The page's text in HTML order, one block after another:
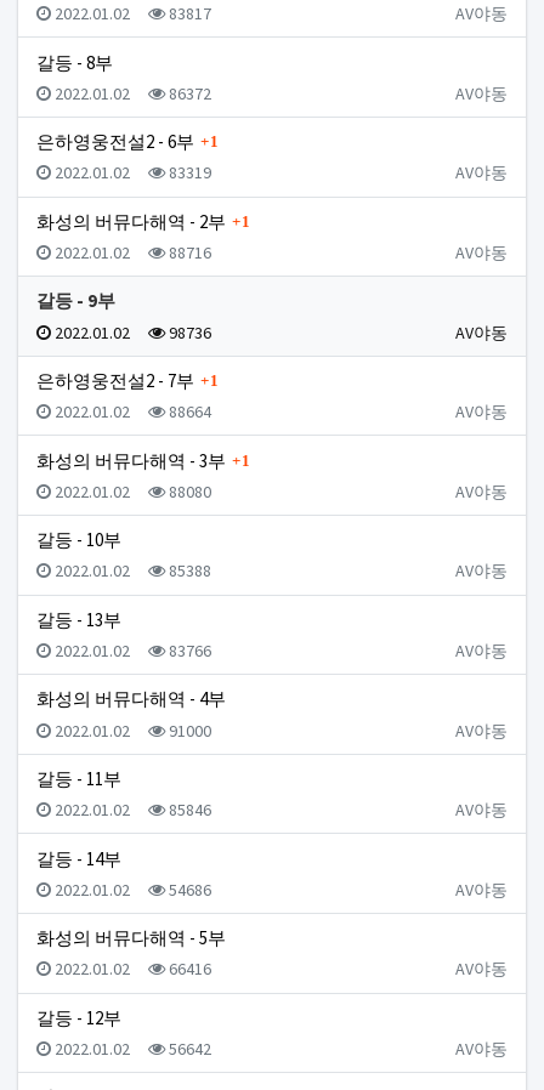
등록자
AV야동
등록일
2022.01.02 조회
83817
갈등 - 8부
등록자
AV야동
등록일
2022.01.02 조회
86372
은하영웅전설2 - 6부 댓글
1
등록자
AV야동
등록일
2022.01.02 조회
83319
화성의 버뮤다해역 - 2부 댓글
1
등록자
AV야동
등록일
2022.01.02 조회
88716
갈등 - 9부
등록자
AV야동
등록일
2022.01.02 조회
98736
은하영웅전설2 - 7부 댓글
1
등록자
AV야동
등록일
2022.01.02 조회
88664
화성의 버뮤다해역 - 3부 댓글
1
등록자
AV야동
등록일
2022.01.02 조회
88080
갈등 - 10부
등록자
AV야동
등록일
2022.01.02 조회
85388
갈등 - 13부
등록자
AV야동
등록일
2022.01.02 조회
83766
화성의 버뮤다해역 - 4부
등록자
AV야동
등록일
2022.01.02 조회
91000
갈등 - 11부
등록자
AV야동
등록일
2022.01.02 조회
85846
갈등 - 14부
등록자
AV야동
등록일
2022.01.02 조회
54686
화성의 버뮤다해역 - 5부
등록자
AV야동
등록일
2022.01.02 조회
66416
갈등 - 12부
등록자
AV야동
등록일
2022.01.02 조회
56642